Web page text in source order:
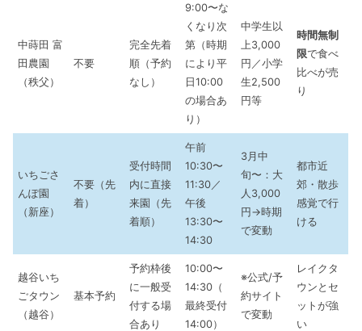
中蒔田 富
田農園
（秩父）
不要
完全先着
順（予約
なし）
9:00〜な
くなり次
第（時期
により平
日10:00
の場合あ
り）
中学生以
上3,000
円／小学
生2,500
円等
時間無制
限で食べ
比べが売
り
いちごさ
んぽ園
（新座）
不要（先
着）
受付時間
内に直接
来園（先
着順）
午前
10:30〜
11:30／
午後
13:30〜
14:30
3月中
旬〜：大
人3,000
円→時期
で変動
都市近
郊・散歩
感覚で行
ける
越谷いち
ごタウン
（越谷）
基本予約
予約枠後
に一般受
付する場
合あり
10:00〜
14:30（
最終受付
14:00）
※公式/予
約サイト
で変動
レイクタ
ウンとセ
ットが強
い